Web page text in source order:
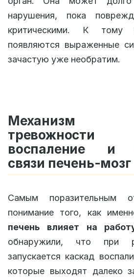
нарушения, пока
критическими. К тому
появляются выраженные
зачастую уже необратим.
Механизм
воспаление и
связи печень-мозг
Самым поразительным
понимание того, как
печень влияет на
обнаружили, что при
запускается каскад
которые выходят далеко